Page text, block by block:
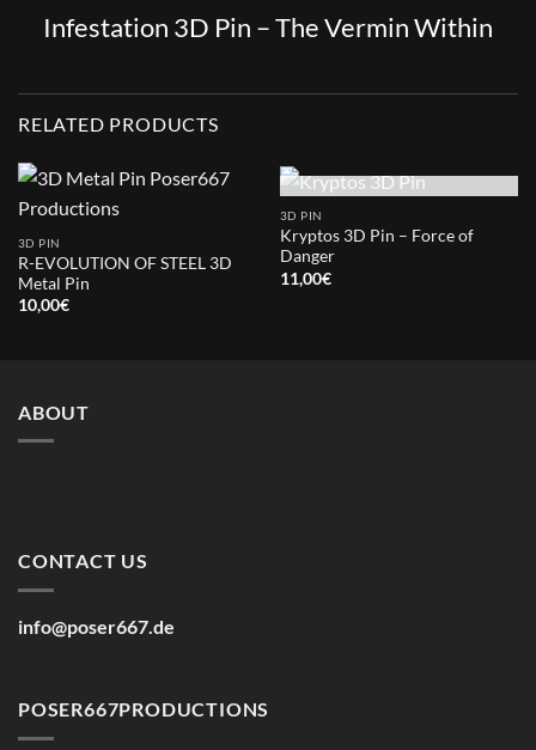
Infestation 3D Pin – The Vermin Within
RELATED PRODUCTS
3D PIN
R-EVOLUTION OF STEEL 3D
Metal Pin
10,00€
3D PIN
Kryptos 3D Pin – Force of
Danger
11,00€
ABOUT
CONTACT US
info@poser667.de
POSER667PRODUCTIONS